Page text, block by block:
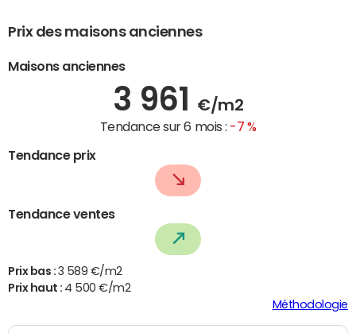
Prix des maisons anciennes
Maisons anciennes
3 961 €/m2
Tendance sur 6 mois : -7 %
Tendance prix
Tendance ventes
Prix bas : 3 589 €/m2
Prix haut : 4 500 €/m2
Méthodologie